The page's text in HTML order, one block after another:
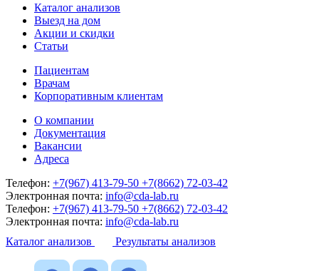
Каталог анализов
Выезд на дом
Акции и скидки
Статьи
Пациентам
Врачам
Корпоративным клиентам
О компании
Документация
Вакансии
Адреса
Телефон: +7(967) 413-79-50 +7(8662) 72-03-42
Электронная почта: info@cda-lab.ru
Телефон: +7(967) 413-79-50 +7(8662) 72-03-42
Электронная почта: info@cda-lab.ru
Каталог анализов
Результаты анализов